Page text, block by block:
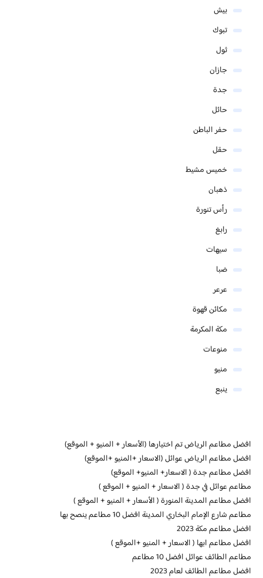
بيش
تبوك
ثول
جازان
جدة
حائل
حفر الباطن
حقل
خميس مشيط
ذهبان
رأس تنورة
رابغ
سيهات
ضبا
عرعر
مكائن قهوة
مكة المكرمة
منوعات
منيو
ينبع
افضل مطاعم الرياض تم اختيارها (الأسعار + المنيو + الموقع)
افضل مطاعم الرياض عوائل (الاسعار +المنيو +الموقع)
افضل مطاعم جدة ( الاسعار+ المنيو+ الموقع)
مطاعم عوائل في جدة ( الاسعار + المنيو + الموقع )
افضل مطاعم المدينة المنورة ( الأسعار + المنيو + الموقع )
مطاعم شارع الإمام البخاري المدينة افضل 10 مطاعم ينصح بها
افضل مطاعم مكة 2023
افضل مطاعم ابها ( الاسعار + المنيو +الموقع )
مطاعم الطائف عوائل افضل 10 مطاعم
افضل مطاعم الطائف لعام 2023